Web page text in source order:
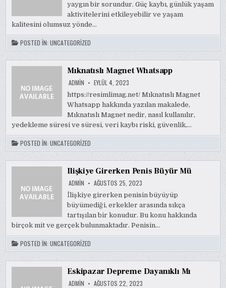
yaygın bir sorundur. Güç kaybı, günlük yaşam
aktivitelerini etkileyebilir ve yaşam
kalitesini olumsuz yönde…
POSTED IN:UNCATEGORIZED
Mıknatıslı Magnet Whatsapp
ADMIN EYLÜL 4, 2023
https://resimlimag.net/ Mıknatıslı Magnet
Whatsapp hakkında yazılan makalede,
Mıknatıslı Magnet nedir, nasıl kullanılır,
yedekleme süresi ve süresi, veri kaybı riski, güvenlik,…
POSTED IN:UNCATEGORIZED
Ilişkiye Girerken Penis Büyür Mü
ADMIN AĞUSTOS 25, 2023
İlişkiye girerken penisin büyüyüp
büyümediği, erkekler arasında sıkça
tartışılan bir konudur. Bu konu hakkında
birçok mit ve gerçek bulunmaktadır. Penisin…
POSTED IN:UNCATEGORIZED
Eskipazar Depreme Dayanıklı Mı
ADMIN AĞUSTOS 22, 2023